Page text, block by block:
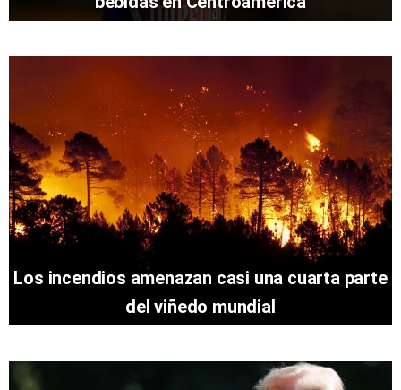
Los incendios amenazan casi una cuarta parte
del viñedo mundial